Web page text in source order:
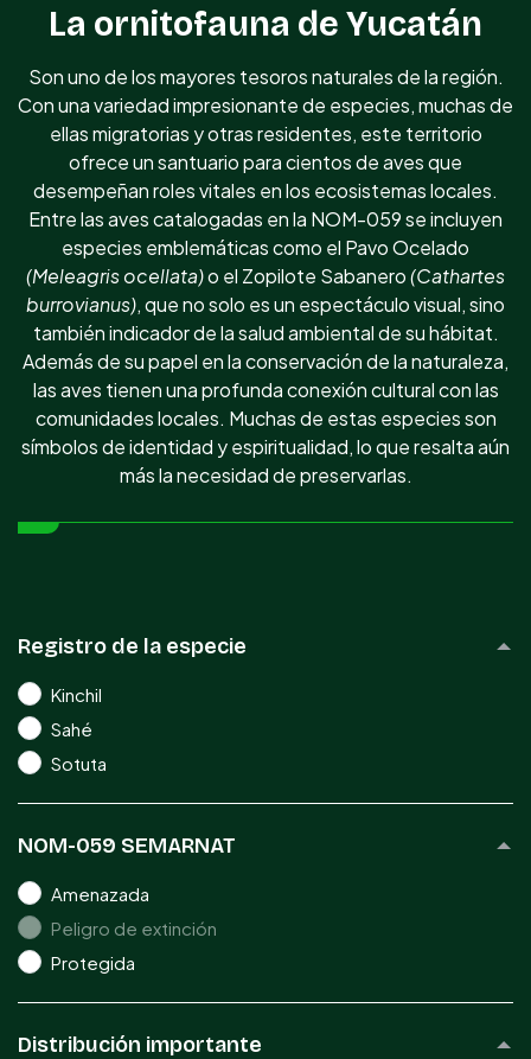
La ornitofauna de Yucatán
Son uno de los mayores tesoros naturales de la región.
Con una variedad impresionante de especies, muchas de
ellas migratorias y otras residentes, este territorio
ofrece un santuario para cientos de aves que
desempeñan roles vitales en los ecosistemas locales.
Entre las aves catalogadas en la NOM-059 se incluyen
especies emblemáticas como el Pavo Ocelado
(Meleagris ocellata)o el Zopilote Sabanero(Cathartes
burrovianus), que no solo es un espectáculo visual, sino
también indicador de la salud ambiental de su hábitat.
Además de su papel en la conservación de la naturaleza,
las aves tienen una profunda conexión cultural con las
comunidades locales. Muchas de estas especies son
símbolos de identidad y espiritualidad, lo que resalta aún
más la necesidad de preservarlas.
Registro de la especie
Kinchil
Sahé
Sotuta
NOM-059 SEMARNAT
Amenazada
Peligro de extinción
Protegida
Distribución importante